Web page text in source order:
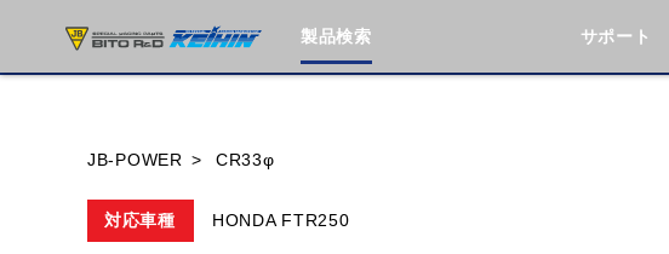
製品検索 サポート
JB-POWER CR33φ
対応車種 HONDA FTR250